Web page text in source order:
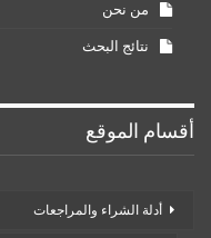
من نحن
نتائج البحث
أقسام الموقع
أدلة الشراء والمراجعات